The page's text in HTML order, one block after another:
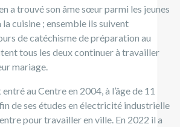
a trouvé son âme sœur parmi les jeunes
cuisine ; ensemble ils suivent
de catéchisme de préparation au
tous les deux continuer à travailler
mariage.
entré au Centre en 2004, à l’âge de 11
de ses études en électricité industrielle
pour travailler en ville. En 2022 il a